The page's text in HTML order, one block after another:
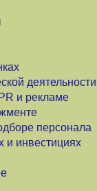
деятельности
и рекламе
персонала
и инвестициях